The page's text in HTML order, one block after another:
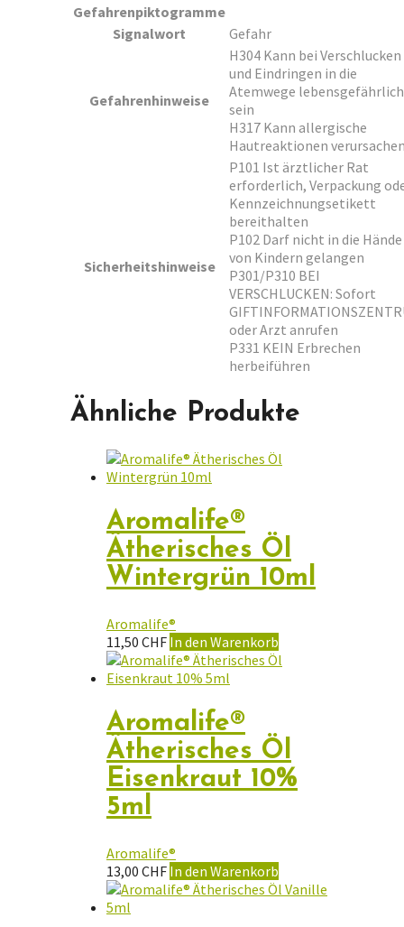
Gefahrenpiktogramme
Signalwort
Gefahr
Gefahrenhinweise
H304 Kann bei Verschlucken
und Eindringen in die
Atemwege lebensgefährlich
sein
H317 Kann allergische
Hautreaktionen
Sicherheitshinweise
P101 Ist ärztlicher Rat
erforderlich, Verpackung
Kennzeichnungsetikett
bereithalten
P102 Darf nicht in die Hände
von Kindern gelangen
P301/P310 BEI
VERSCHLUCKEN: Sofort
oder Arzt anrufen
P331 KEIN Erbrechen
herbeiführen
Ähnliche Produkte
Aromalife®
Ätherisches Öl
Wintergrün 10ml
Aromalife®
11,50 CHF In den Warenkorb
Aromalife®
Ätherisches Öl
Eisenkraut 10%
5ml
Aromalife®
13,00 CHF In den Warenkorb